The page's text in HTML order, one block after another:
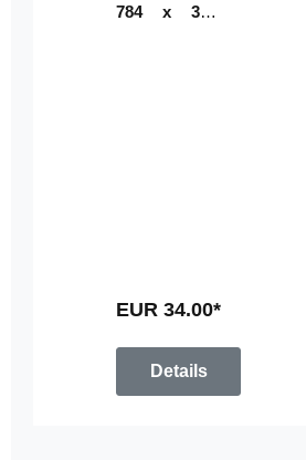
784 x 314
EUR 34.00*
Details